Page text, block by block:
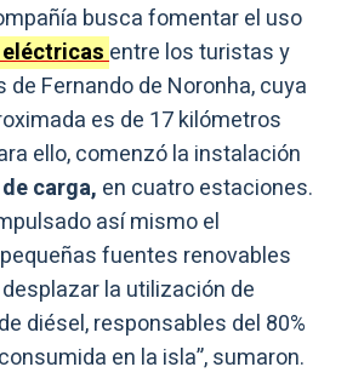
busca fomentar el uso
entre los turistas y
Fernando de Noronha, cuya
es de 17 kilómetros
ello, comenzó la instalación
carga, en cuatro estaciones.
así mismo el
fuentes renovables
la utilización de
diésel, responsables del 80%
en la isla”, sumaron.